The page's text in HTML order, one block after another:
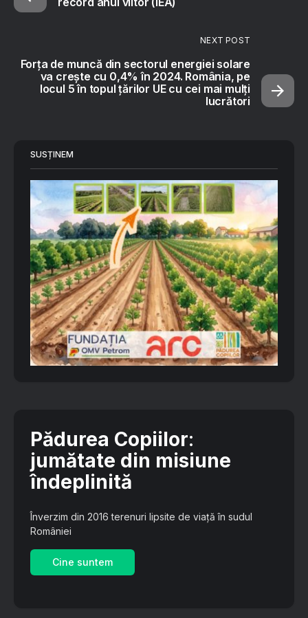
NEXT POST
Forța de muncă din sectorul energiei solare
va crește cu 0,4% în 2024. România, pe
locul 5 în topul țărilor UE cu cei mai mulți
lucrători
SUSȚINEM
Pădurea Copiilor:
jumătate din misiune
îndeplinită
Înverzim din 2016 terenuri lipsite de viață în sudul
României
Cine suntem